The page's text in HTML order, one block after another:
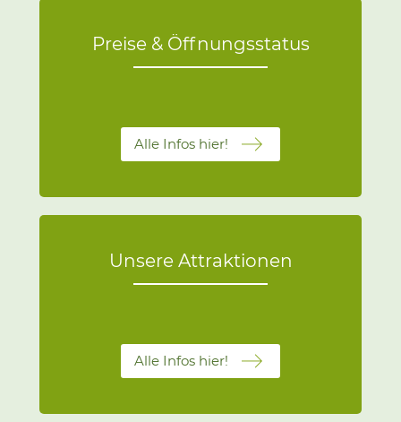
Preise & Öffnungsstatus
Alle Infos hier!
Unsere Attraktionen
Alle Infos hier!